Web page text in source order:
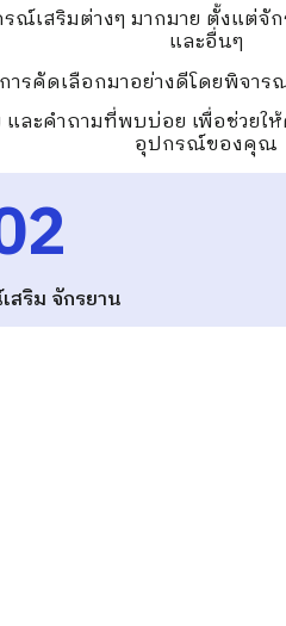
เสริมต่างๆ มากมาย ตั้งแต่จั
และอื่นๆ
รคัดเลือกมาอย่างดีโดยพิจา
ละคำถามที่พบบ่อย เพื่อช่วย
อุปกรณ์ของคุณ
สริม จักรยาน